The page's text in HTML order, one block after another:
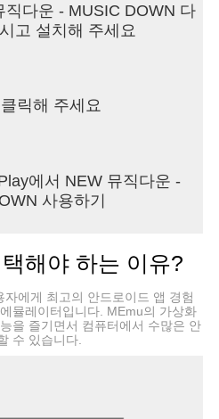
직다운 - MUSIC DOWN 다
고 설치해 주세요
릭해 주세요
에서 NEW 뮤직다운 -
사용하기
해야 하는 이유?
에게 최고의 안드로이드 앱 경험
뮬레이터입니다. MEmu의 가상화
을 즐기면서 컴퓨터에서 수많은 안
수 있습니다.